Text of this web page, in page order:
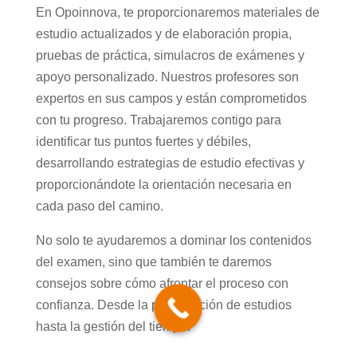
En Opoinnova, te proporcionaremos materiales de
estudio actualizados y de elaboración propia,
pruebas de práctica, simulacros de exámenes y
apoyo personalizado. Nuestros profesores son
expertos en sus campos y están comprometidos
con tu progreso. Trabajaremos contigo para
identificar tus puntos fuertes y débiles,
desarrollando estrategias de estudio efectivas y
proporcionándote la orientación necesaria en
cada paso del camino.
No solo te ayudaremos a dominar los contenidos
del examen, sino que también te daremos
consejos sobre cómo afrontar el proceso con
confianza. Desde la planificación de estudios
hasta la gestión del tiempo.